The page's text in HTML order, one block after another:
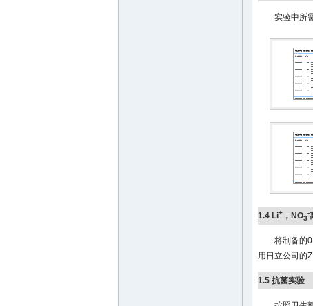
实验中所
1.4 Li+ ，NO3
-
将制备的
用日立公司的
1.5 抗菌实验